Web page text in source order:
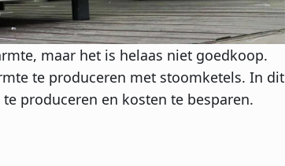
maar het is helaas niet goedkoop.
te produceren met stoomketels. In dit
produceren en kosten te besparen.